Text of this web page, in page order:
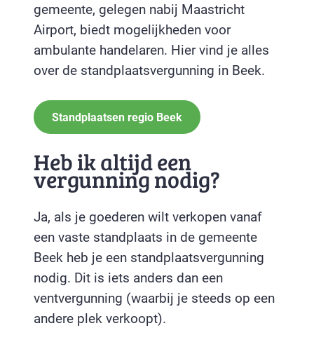
gemeente, gelegen nabij Maastricht
Airport, biedt mogelijkheden voor
ambulante handelaren. Hier vind je alles
over de standplaatsvergunning in Beek.
Standplaatsen regio Beek
Heb ik altijd een
vergunning nodig?
Ja, als je goederen wilt verkopen vanaf
een vaste standplaats in de gemeente
Beek heb je een standplaatsvergunning
nodig. Dit is iets anders dan een
ventvergunning (waarbij je steeds op een
andere plek verkoopt).